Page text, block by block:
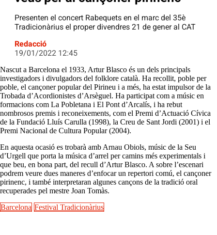
Presenten el concert Rabequets en el marc del 35è
Tradicionàrius el proper divendres 21 de gener al CAT
Redacció
19/01/2022 12:45
Nascut a Barcelona el 1933, Artur Blasco és un dels principals
investigadors i divulgadors del folklore català. Ha recollit, poble per
poble, el cançoner popular del Pirineu i a més, ha estat impulsor de la
Trobada d’Acordionistes d’Arsèguel. Ha participat com a músic en
formacions com La Pobletana i El Pont d’Arcalís, i ha rebut
nombrosos premis i reconeixements, com el Premi d’Actuació Cívica
de la Fundació Lluís Carulla (1998), la Creu de Sant Jordi (2001) i el
Premi Nacional de Cultura Popular (2004).
En aquesta ocasió es trobarà amb Arnau Obiols, músic de la Seu
d’Urgell que porta la música d’arrel per camins més experimentals i
que beu, en bona part, del recull d’Artur Blasco. A sobre l’escenari
podrem veure dues maneres d’enfocar un repertori comú, el cançoner
pirinenc, i també interpretaran algunes cançons de la tradició oral
recuperades pel mestre Joan Tomàs.
Barcelona Festival Tradicionàrius